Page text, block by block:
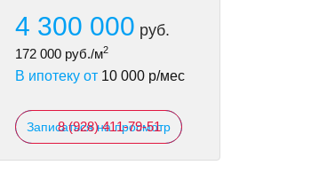
4 300 000 руб.
172 000 руб./м2
В ипотеку от 10 000 р/мес
Записаться на просмотр
8 (928) 411-79-51